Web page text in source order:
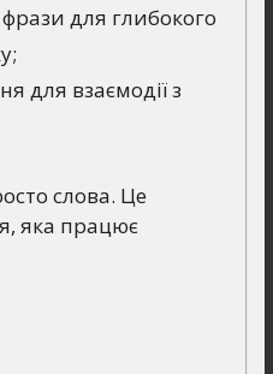
фрази для глибокого
для взаємодії з
слова. Це
яка працює